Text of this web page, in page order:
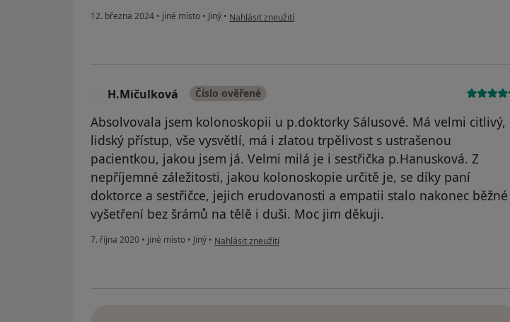
12. března 2024 • jiné místo • Jiný • podle názoru uživatele K.M.
Nahlásit zneužití
H.Mičulková Číslo ověřené
Absolvovala jsem kolonoskopii u p.doktorky Sálusové. Má velmi citlivý,
lidský přístup, vše vysvětlí, má i zlatou trpělivost s ustrašenou
pacientkou, jakou jsem já. Velmi milá je i sestřička p.Hanusková. Z
nepříjemné záležitosti, jakou kolonoskopie určitě je, se díky paní
doktorce a sestřičce, jejich erudovanosti a empatii stalo nakonec běžné
vyšetření bez šrámů na tělě i duši. Moc jim děkuji.
7. října 2020 • jiné místo • Jiný • podle názoru uživatele H.Mičulková
Nahlásit zneužití